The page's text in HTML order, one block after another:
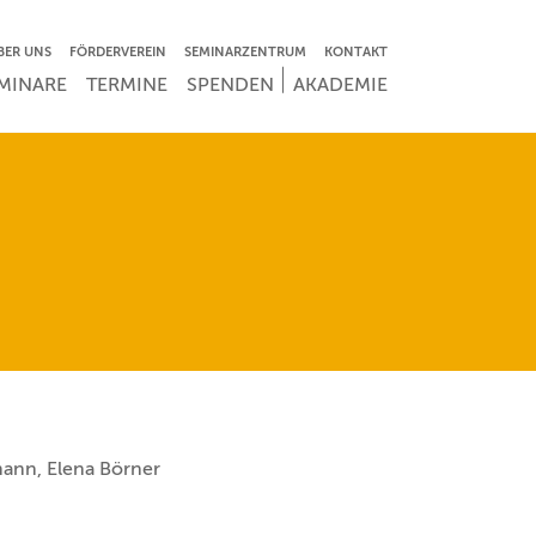
ÜBERSPRINGEN
UNS FÖRDERVEREIN SEMINARZENTRUM KONTAKT
ÜBERSPRINGEN
TERMINE SPENDEN AKADEMIE
Elena Börner